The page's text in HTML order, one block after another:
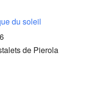
du soleil
de Pierola